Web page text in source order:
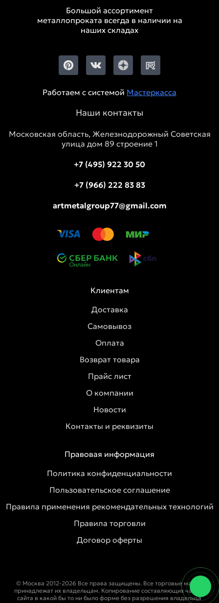
Большой ассортимент
металлопроката всегда в наличии на
наших складах
Работаем с системой Мастеркасса
Наши контакты
Московская область, Железнодорожный Советская
улица дом 89 строение 1
+7 (495) 922 30 50
+7 (966) 222 83 83
artmetalgroup77@gmail.com
Клиентам
Доставка
Самовывоз
Оплата
Возврат товара
Прайс лист
О компании
Новости
Контакты и реквизиты
Правовая информация
Политика конфиденциальности
Пользовательское соглашение
Правила применения рекомендательных технологий
Правила торговли
Договор оферты
© Москва 2012-2026 Все права защищены. Все торговые марки
принадлежат их владельцам. Копирование составляющих частей
сайта в какой бы то ни было форме без разрешения владельца